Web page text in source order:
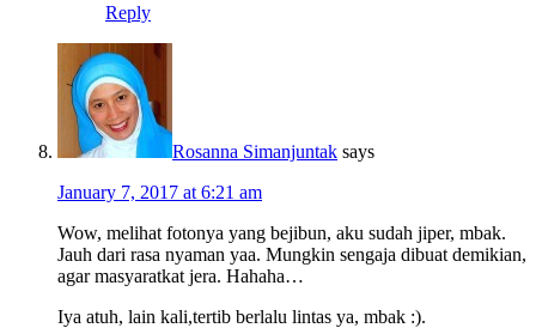
Reply
Rosanna Simanjuntak says
January 7, 2017 at 6:21 am
Wow, melihat fotonya yang bejibun, aku sudah jiper, mbak.
Jauh dari rasa nyaman yaa. Mungkin sengaja dibuat demikian,
agar masyaratkat jera. Hahaha…
Iya atuh, lain kali,tertib berlalu lintas ya, mbak :).